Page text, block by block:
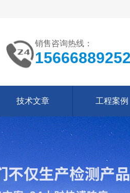
销售咨询热线：
15666889252
技术文章 工程案例